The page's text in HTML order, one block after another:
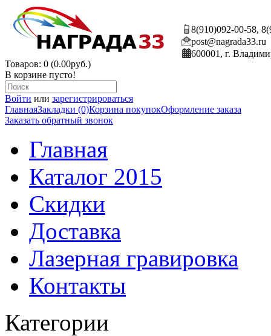
8(910)092-00-58,
post@nagrada33.ru
600001, г.
Товаров: 0 (0.00руб.)
В корзине пусто!
Войти или зарегистрироваться
ГлавнаяЗакладки (0)Корзина покупокОформление заказа
Заказать обратный звонок
Главная
Каталог 2015
Скидки
Доставка
Лазерная гравировка
Контакты
Категории